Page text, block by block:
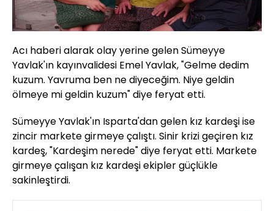
Acı haberi alarak olay yerine gelen Sümeyye
Yavlak'ın kayınvalidesi Emel Yavlak, "Gelme dedim
kuzum. Yavruma ben ne diyeceğim. Niye geldin
ölmeye mi geldin kuzum" diye feryat etti.
Sümeyye Yavlak'ın Isparta'dan gelen kız kardeşi ise
zincir markete girmeye çalıştı. Sinir krizi geçiren kız
kardeş, "Kardeşim nerede" diye feryat etti. Markete
girmeye çalışan kız kardeşi ekipler güçlükle
sakinleştirdi.